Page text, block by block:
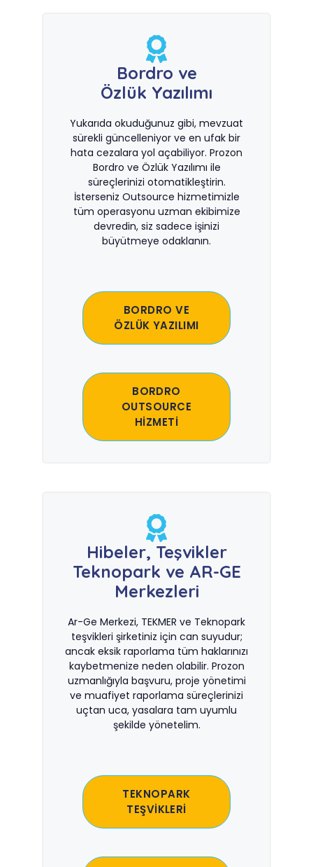
Bordro ve
Özlük Yazılımı
Yukarıda okuduğunuz gibi, mevzuat
sürekli güncelleniyor ve en ufak bir
hata cezalara yol açabiliyor. Prozon
Bordro ve Özlük Yazılımı ile
süreçlerinizi otomatikleştirin.
İsterseniz Outsource hizmetimizle
tüm operasyonu uzman ekibimize
devredin, siz sadece işinizi
büyütmeye odaklanın.
BORDRO VE
ÖZLÜK YAZILIMI
BORDRO
OUTSOURCE
HİZMETİ
Hibeler, Teşvikler
Teknopark ve AR-GE
Merkezleri
Ar-Ge Merkezi, TEKMER ve Teknopark
teşvikleri şirketiniz için can suyudur;
ancak eksik raporlama tüm haklarınızı
kaybetmenize neden olabilir. Prozon
uzmanlığıyla başvuru, proje yönetimi
ve muafiyet raporlama süreçlerinizi
uçtan uca, yasalara tam uyumlu
şekilde yönetelim.
TEKNOPARK
TEŞVİKLERİ